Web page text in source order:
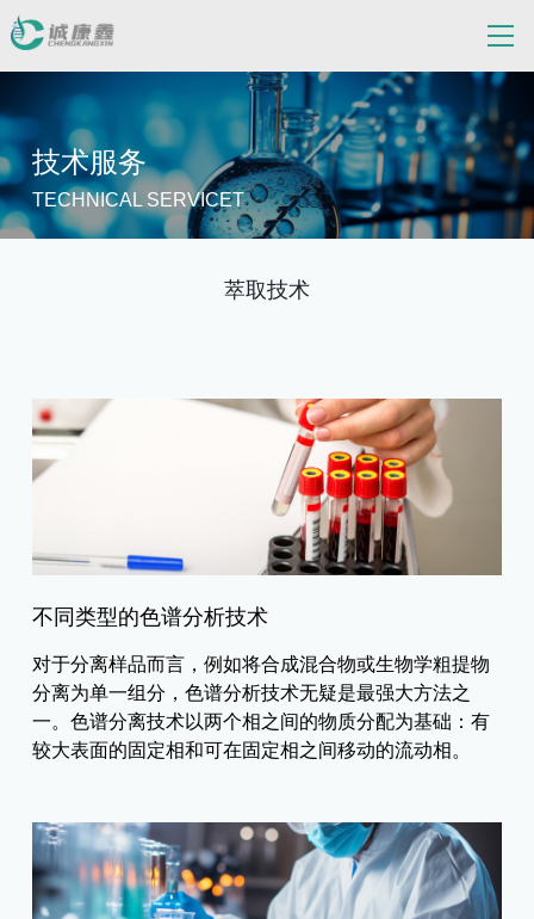
技术服务
TECHNICAL SERVICET
萃取技术
不同类型的色谱分析技术
对于分离样品而言，例如将合成混合物或生物学粗提物
分离为单一组分，色谱分析技术无疑是最强大方法之
一。色谱分离技术以两个相之间的物质分配为基础：有
较大表面的固定相和可在固定相之间移动的流动相。